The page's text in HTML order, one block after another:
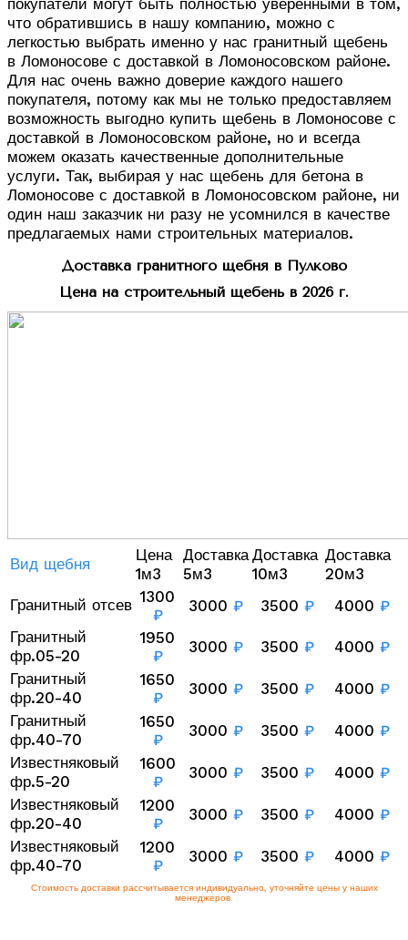
что обратившись в нашу компанию, можно с
легкостью выбрать именно у нас гранитный щебень
в Ломоносове с доставкой в Ломоносовском районе.
Для нас очень важно доверие каждого нашего
покупателя, потому как мы не только предоставляем
возможность выгодно купить щебень в Ломоносове с
доставкой в Ломоносовском районе, но и всегда
можем оказать качественные дополнительные
услуги. Так, выбирая у нас щебень для бетона в
Ломоносове с доставкой в Ломоносовском районе, ни
один наш заказчик ни разу не усомнился в качестве
предлагаемых нами строительных материалов.
Доставка гранитного щебня в Пулково
Цена на строительный щебень в 2026 г.
Вид щебня
Цена
1м3
Доставка
5м3
Доставка
10м3
Доставка
20м3
Гранитный отсев 1300
₽
3000 ₽ 3500 ₽ 4000 ₽
Гранитный
фр.05-20
1950
₽
3000 ₽ 3500 ₽ 4000 ₽
Гранитный
фр.20-40
1650
₽
3000 ₽ 3500 ₽ 4000 ₽
Гранитный
фр.40-70
1650
₽
3000 ₽ 3500 ₽ 4000 ₽
Известняковый
фр.5-20
1600
₽
3000 ₽ 3500 ₽ 4000 ₽
Известняковый
фр.20-40
1200
₽
3000 ₽ 3500 ₽ 4000 ₽
Известняковый
фр.40-70
1200
₽
3000 ₽ 3500 ₽ 4000 ₽
Стоимость доставки рассчитывается индивидуально, уточняйте цены у наших
менеджеров.